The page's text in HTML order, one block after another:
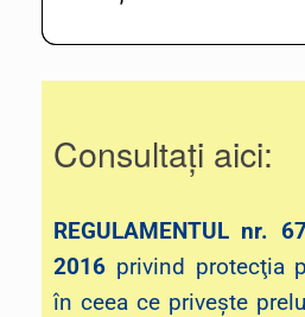
Consultați aici:
REGULAMENTUL nr.
2016 privind protecţia
în ceea ce priveşte